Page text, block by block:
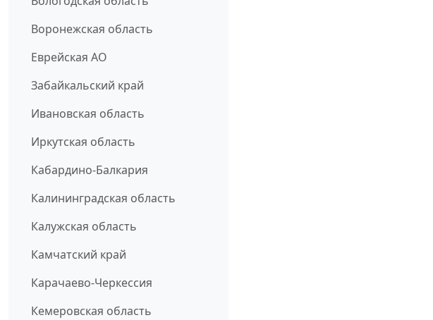
Воронежская область
Еврейская АО
Забайкальский край
Ивановская область
Иркутская область
Кабардино-Балкария
Калининградская область
Калужская область
Камчатский край
Карачаево-Черкессия
Кемеровская область